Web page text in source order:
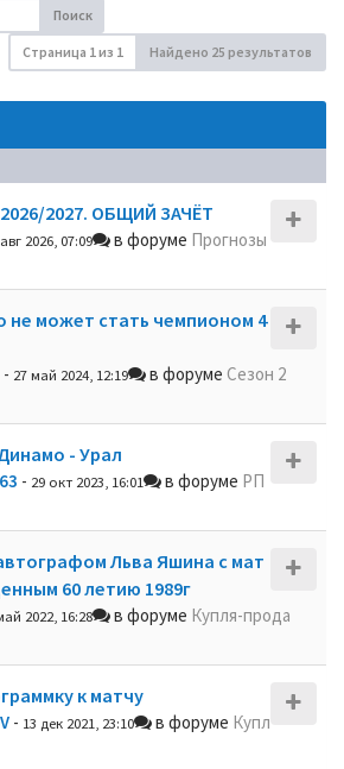
Поиск
Страница 1из 1 Найдено 25 результатов
2027. ОБЩИЙ ЗАЧЁТ
2026, 07:09 в форуме Прогнозы
не может стать чемпионом 4
- 27 май 2024, 12:19 в форуме Сезон 2
- Урал
- 29 окт 2023, 16:01 в форуме РП
Льва Яшина с мат
60 летию 1989г
2022, 16:28 в форуме Купля-прода
к матчу
- 13 дек 2021, 23:10 в форуме Купл